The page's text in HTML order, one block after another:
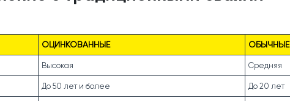
ОЦИНКОВАННЫЕ ОБЫЧНЫЕ
Высокая Средняя
До 50 лет и более До 20 лет